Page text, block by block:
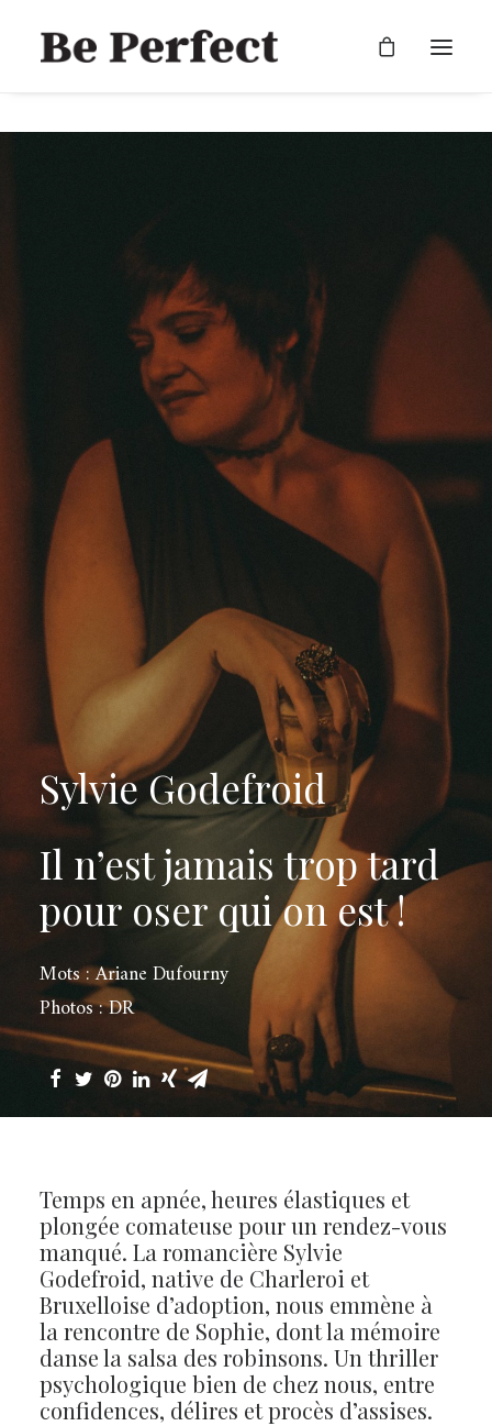
RECHERCHE
Sylvie Godefroid
Il n’est jamais trop tard
pour oser qui on est !
Mots : Ariane Dufourny
Photos : DR
Temps en apnée, heures élastiques et
plongée comateuse pour un rendez-vous
manqué. La romancière Sylvie
Godefroid, native de Charleroi et
Bruxelloise d’adoption, nous emmène à
la rencontre de Sophie, dont la mémoire
danse la salsa des robinsons. Un thriller
psychologique bien de chez nous, entre
confidences, délires et procès d’assises.